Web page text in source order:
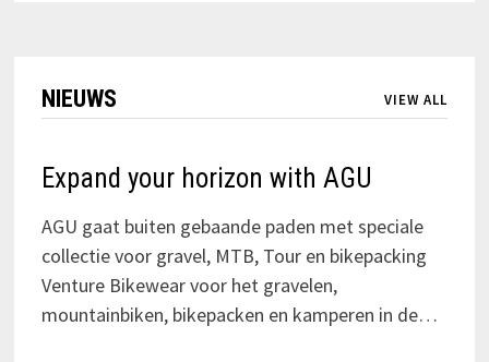
NIEUWS VIEW ALL
Expand your horizon with AGU
AGU gaat buiten gebaande paden met speciale
collectie voor gravel, MTB, Tour en bikepacking
Venture Bikewear voor het gravelen,
mountainbiken, bikepacken en kamperen in de…